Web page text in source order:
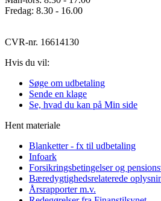
Fredag: 8.30 - 16.00
CVR-nr. 16614130
Hvis du vil:
Søge om udbetaling
Sende en klage
Se, hvad du kan på Min side
Hent materiale
Blanketter - fx til udbetaling
Infoark
Forsikringsbetingelser og
Bæredygtighedsrelaterede
Årsrapporter m.v.